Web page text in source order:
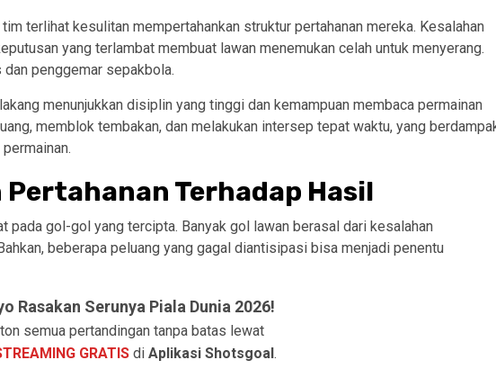
terlihat kesulitan mempertahankan struktur pertahanan mereka. Kesalahan
yang terlambat membuat lawan menemukan celah untuk menyerang.
penggemar sepakbola.
menunjukkan disiplin yang tinggi dan kemampuan membaca permainan
memblok tembakan, dan melakukan intersep tepat waktu, yang
Pertahanan Terhadap Hasil
pada gol-gol yang tercipta. Banyak gol lawan berasal dari kesalahan
beberapa peluang yang gagal diantisipasi bisa menjadi penentu
Rasakan Serunya Piala Dunia 2026!
semua pertandingan tanpa batas lewat
GRATIS di Aplikasi Shotsgoal.